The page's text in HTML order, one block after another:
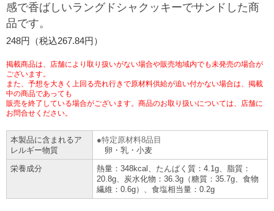
プリペイドカード・金券
ニンテンドー・ダウンロードカード
プリント
スキャン
ファクス
チケット
プリペイドサービス
スポーツ振興くじ
切手・はがき・印紙
セブン銀行ATM
ご利用可能なお支払い方法
スマホプリペイド
レジでApple Accountにチャージ
セブンチケット
イープラス
JTB
セブン‐イレブンでお受取り
セブンネットショッピング
会社概要
貸借対照表・損益計算書
沿革
国内店舗数
売上高、店舗数推移
セブン‐イレブンの海外事業
サステナビリティ活動基本方針
サステナビリティ推進体制
GREEN CHALLENGE 2050
4VISIONS
サステナビリティニュース
サステナビリティレポート
加盟店オーナー募集 物件募集・購入
アルバイト情報
店舗検索
お問い合わせ
Language
English (Corporate)
English (Services)
简体中文(服务)
感で香ばしいラングドシャクッキーでサンドした商
品です。
248円（税込267.84円）
掲載商品は、店舗により取り扱いがない場合や販売地域内でも未発売の場合が
ございます。
また、予想を大きく上回る売れ行きで原材料供給が追い付かない場合は、掲載
中の商品であっても
販売を終了している場合がございます。商品のお取り扱いについては、店舗に
お問合せください。
本製品に含まれるア
レルギー物質
特定原材料8品目
卵・乳・小麦
栄養成分
熱量：348kcal、たんぱく質：4.1g、脂質：
20.8g、炭水化物：36.3g（糖質：35.7g、食物
繊維：0.6g）、食塩相当量：0.2g